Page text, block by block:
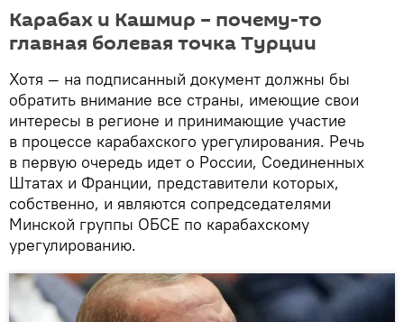
Карабах и Кашмир – почему-то
главная болевая точка Турции
Хотя — на подписанный документ должны бы
обратить внимание все страны, имеющие свои
интересы в регионе и принимающие участие
в процессе карабахского урегулирования. Речь
в первую очередь идет о России, Соединенных
Штатах и Франции, представители которых,
собственно, и являются сопредседателями
Минской группы ОБСЕ по карабахскому
урегулированию.